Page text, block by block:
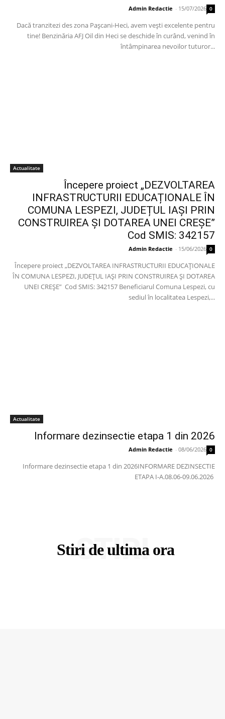
Admin Redactie - 15/07/2026 0
Dacă tranzitezi des zona Pașcani-Heci, avem vești excelente pentru
tine! Benzinăria AFJ Oil din Heci se deschide în curând, venind în
întâmpinarea nevoilor tuturor...
Actualitate
Începere proiect „DEZVOLTAREA
INFRASTRUCTURII EDUCAȚIONALE ÎN
COMUNA LESPEZI, JUDEȚUL IAȘI PRIN
CONSTRUIREA ȘI DOTAREA UNEI CREȘE”
Cod SMIS: 342157
Admin Redactie - 15/06/2026 0
Începere proiect „DEZVOLTAREA INFRASTRUCTURII EDUCAȚIONALE
ÎN COMUNA LESPEZI, JUDEȚUL IAȘI PRIN CONSTRUIREA ȘI DOTAREA
UNEI CREȘE” Cod SMIS: 342157 Beneficiarul Comuna Lespezi, cu
sediul în localitatea Lespezi,...
Actualitate
Informare dezinsectie etapa 1 din 2026
Admin Redactie - 08/06/2026 0
Informare dezinsectie etapa 1 din 2026INFORMARE DEZINSECTIE
ETAPA I-A.08.06-09.06.2026
Stiri de ultima ora
STIRI